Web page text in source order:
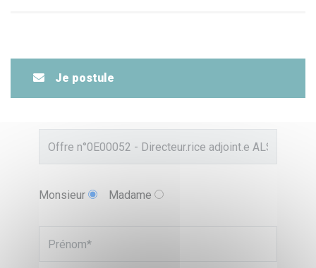
Je postule
Monsieur Madame